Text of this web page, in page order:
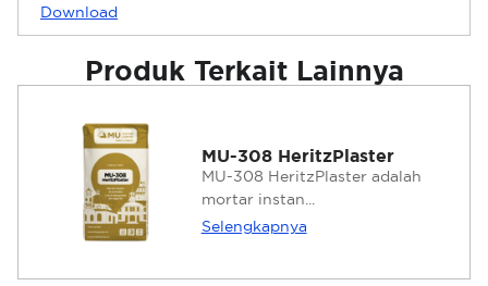
Download
Produk Terkait Lainnya
MU-308 HeritzPlaster
MU-308 HeritzPlaster adalah
mortar instan...
Selengkapnya